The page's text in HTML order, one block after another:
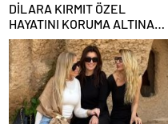
DİLARA KIRMIT ÖZEL
HAYATINI KORUMA ALTINA
ALDI